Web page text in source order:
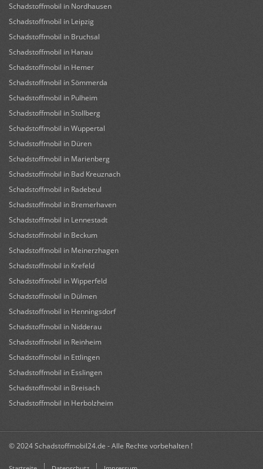
Schadstoffmobil in Nordhausen
Schadstoffmobil in Leipzig
Schadstoffmobil in Bruchsal
Schadstoffmobil in Hanau
Schadstoffmobil in Hemer
Schadstoffmobil in Sömmerda
Schadstoffmobil in Pulheim
Schadstoffmobil in Stollberg
Schadstoffmobil in Wuppertal
Schadstoffmobil in Düren
Schadstoffmobil in Marienberg
Schadstoffmobil in Bad Kreuznach
Schadstoffmobil in Radebeul
Schadstoffmobil in Bremerhaven
Schadstoffmobil in Lennestadt
Schadstoffmobil in Beckum
Schadstoffmobil in Meinerzhagen
Schadstoffmobil in Krefeld
Schadstoffmobil in Wipperfeld
Schadstoffmobil in Dülmen
Schadstoffmobil in Henningsdorf
Schadstoffmobil in Nidderau
Schadstoffmobil in Reinheim
Schadstoffmobil in Ettlingen
Schadstoffmobil in Esslingen
Schadstoffmobil in Breisach
Schadstoffmobil in Herbolzheim
© 2024 Schadstoffmobil24.de - Alle Rechte vorbehalten !